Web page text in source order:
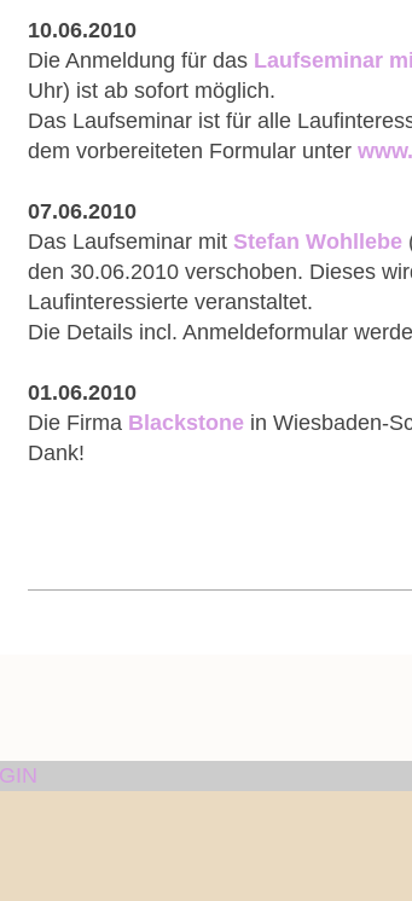
10.06.2010
Die Anmeldung für das Laufseminar
Uhr) ist ab sofort möglich.
Das Laufseminar ist für alle
dem vorbereiteten Formular unter
07.06.2010
Das Laufseminar mit Stefan Wohllebe
den 30.06.2010 verschoben. Dieses
Laufinteressierte veranstaltet.
Die Details incl. Anmeldeformular
01.06.2010
Die Firma Blackstone in Wiesbaden-
Dank!